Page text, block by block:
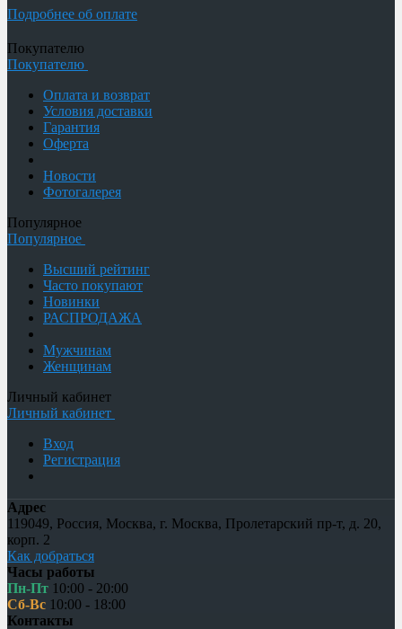
Подробнее об оплате
Покупателю
Покупателю
Оплата и возврат
Условия доставки
Гарантия
Оферта
Новости
Фотогалерея
Популярное
Популярное
Высший рейтинг
Часто покупают
Новинки
РАСПРОДАЖА
Мужчинам
Женщинам
Личный кабинет
Личный кабинет
Вход
Регистрация
Адрес
119049, Россия, Москва, г. Москва, Пролетарский пр-т, д. 20,
корп. 2
Как добраться
Часы работы
Пн-Пт 10:00 - 20:00
Сб-Вс 10:00 - 18:00
Контакты